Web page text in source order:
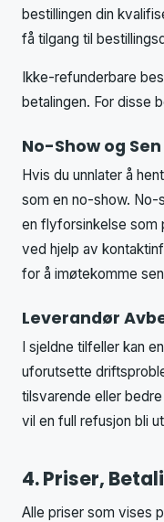
bestillingen din
få tilgang til
Ikke-refunderbare
betalingen. For disse
No-Show og
Hvis du unnlater å
som en no-show. No-
en flyforsinkelse som
ved hjelp av
for å imøtekomme
Leverandør
I sjeldne tilfeller kan
uforutsette
tilsvarende eller
vil en full refusjon bli
4. Priser,
Alle priser som vises